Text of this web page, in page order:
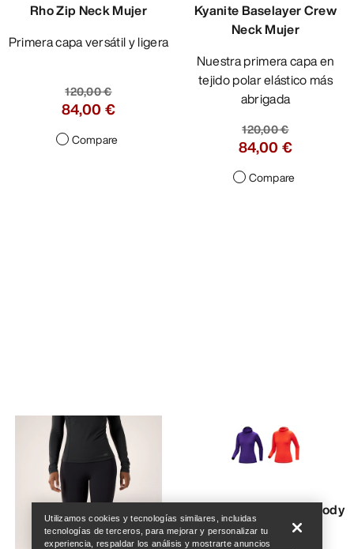
Help
Rho Zip Neck Mujer
Primera capa versátil y ligera
120,00 €
84,00 €
Compare
Kyanite Baselayer Crew
Neck Mujer
Nuestra primera capa en
tejido polar elástico más
abrigada
120,00 €
84,00 €
Compare
Satoro Merino Wool Hoody
Mujer
Utilizamos cookies y tecnologías similares, incluidas
tecnologías de terceros, para mejorar y personalizar tu
experiencia, respaldar los análisis y mostrarte anuncios